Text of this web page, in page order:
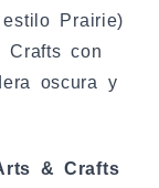
Prairie)
Crafts con
oscura y
& Crafts